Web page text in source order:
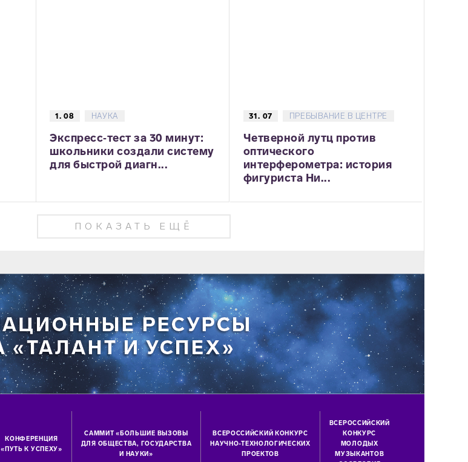
1. 08 НАУКА
Экспресс‑тест за 30 минут:
школьники создали систему
для быстрой диагн...
31. 07 ПРЕБЫВАНИЕ В ЦЕНТРЕ
Четверной лутц против
оптического
интерферометра: история
фигуриста Ни...
ПОКАЗАТЬ ЕЩЁ
КОНФЕРЕНЦИЯ
«ПУТЬ К УСПЕХУ»
САММИТ «БОЛЬШИЕ ВЫЗОВЫ
ДЛЯ ОБЩЕСТВА, ГОСУДАРСТВА
И НАУКИ»
ВСЕРОССИЙСКИЙ КОНКУРС
НАУЧНО-ТЕХНОЛОГИЧЕСКИХ
ПРОЕКТОВ
ВСЕРОССИЙСКИЙ
КОНКУРС
МОЛОДЫХ
МУЗЫКАНТОВ